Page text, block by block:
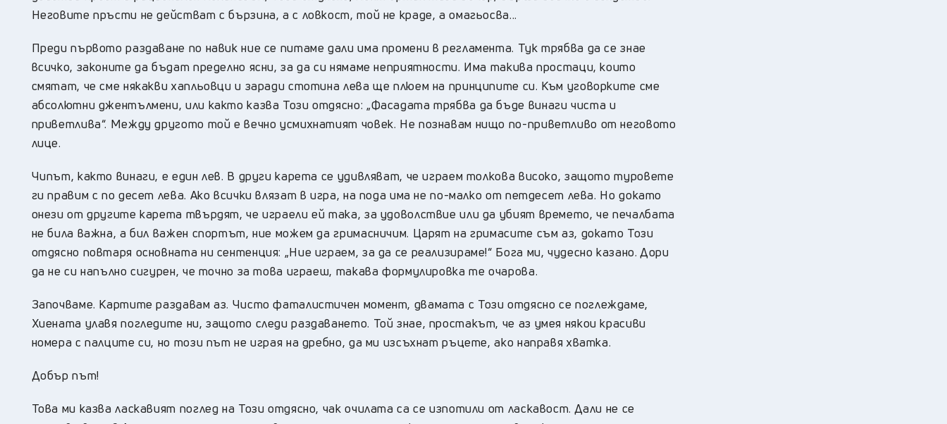
Неговите пръсти не действат с бързина, а с ловкост, той не краде, а омагьосва...
Преди първото раздаване по навик ние се питаме дали има промени в регламента. Тук трябва да се знае
всичко, законите да бъдат пределно ясни, за да си нямаме неприятности. Има такива простаци, които
смятат, че сме някакви хапльовци и заради стотина лева ще плюем на принципите си. Към уговорките сме
абсолютни джентълмени, или както казва Този отдясно: „Фасадата трябва да бъде винаги чиста и
приветлива“. Между другото той е вечно усмихнатият човек. Не познавам нищо по-приветливо от неговото
лице.
Чипът, както винаги, е един лев. В други карета се удивляват, че играем толкова високо, защото туровете
ги правим с по десет лева. Ако всички влязат в игра, на пода има не по-малко от петдесет лева. Но докато
онези от другите карета твърдят, че играели ей така, за удоволствие или да убият времето, че печалбата
не била важна, а бил важен спортът, ние можем да гримасничим. Царят на гримасите съм аз, докато Този
отдясно повтаря основната ни сентенция: „Ние играем, за да се реализираме!“ Бога ми, чудесно казано. Дори
да не си напълно сигурен, че точно за това играеш, такава формулировка те очарова.
Започваме. Картите раздавам аз. Чисто фаталистичен момент, двамата с Този отдясно се поглеждаме,
Хиената улавя погледите ни, защото следи раздаването. Той знае, простакът, че аз умея някои красиви
номера с палците си, но този път не играя на дребно, да ми изсъхнат ръцете, ако направя хватка.
Добър път!
Това ми казва ласкавият поглед на Този отдясно, чак очилата са се изпотили от ласкавост. Дали не се